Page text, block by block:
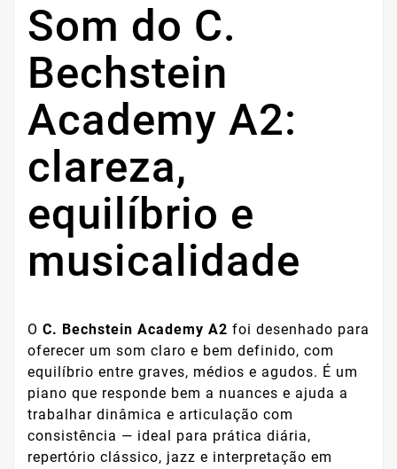
Som do C.
Bechstein
Academy A2:
clareza,
equilíbrio e
musicalidade
O C. Bechstein Academy A2 foi desenhado para
oferecer um som claro e bem definido, com
equilíbrio entre graves, médios e agudos. É um
piano que responde bem a nuances e ajuda a
trabalhar dinâmica e articulação com
consistência — ideal para prática diária,
repertório clássico, jazz e interpretação em